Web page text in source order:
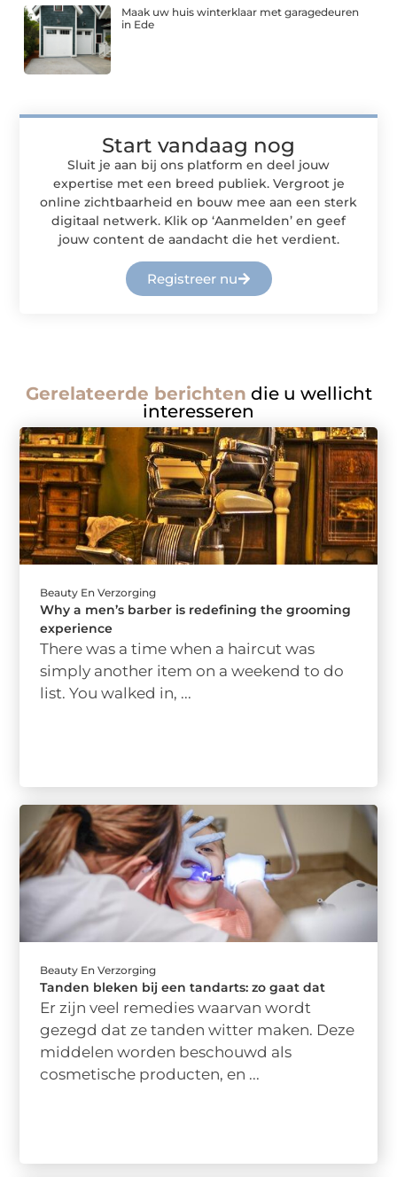
Maak uw huis winterklaar met garagedeuren
in Ede
Start vandaag nog
Sluit je aan bij ons platform en deel jouw
expertise met een breed publiek. Vergroot je
online zichtbaarheid en bouw mee aan een sterk
digitaal netwerk. Klik op ‘Aanmelden’ en geef
jouw content de aandacht die het verdient.
Registreer nu
Gerelateerde berichten die u wellicht
interesseren
Beauty En Verzorging
Why a men’s barber is redefining the grooming
experience
There was a time when a haircut was
simply another item on a weekend to do
list. You walked in, ...
Beauty En Verzorging
Tanden bleken bij een tandarts: zo gaat dat
Er zijn veel remedies waarvan wordt
gezegd dat ze tanden witter maken. Deze
middelen worden beschouwd als
cosmetische producten, en ...